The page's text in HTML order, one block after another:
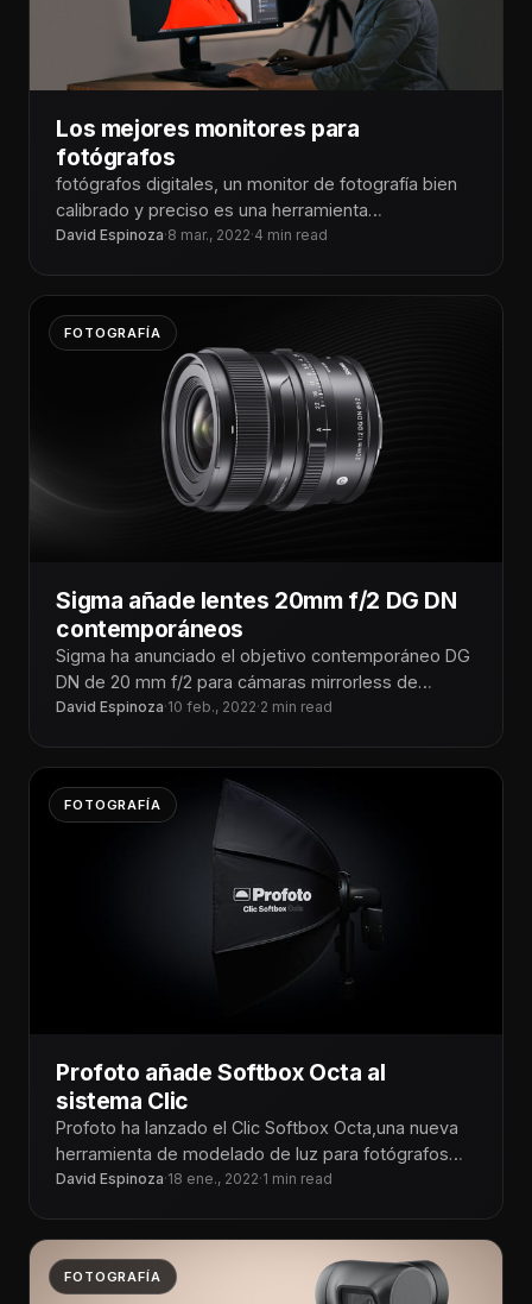
Los mejores monitores para
fotógrafos
fotógrafos digitales, un monitor de fotografía bien
calibrado y preciso es una herramienta
indispensable para una práctica sólida.
David Espinoza·8 mar., 2022·4 min read
FOTOGRAFÍA
Sigma añade lentes 20mm f/2 DG DN
contemporáneos
Sigma ha anunciado el objetivo contemporáneo DG
DN de 20 mm f/2 para cámaras mirrorless de
fotograma completo L
David Espinoza·10 feb., 2022·2 min read
FOTOGRAFÍA
Profoto añade Softbox Octa al
sistema Clic
Profoto ha lanzado el Clic Softbox Octa,una nueva
herramienta de modelado de luz para fotógrafos
que trabajan con flashes
David Espinoza·18 ene., 2022·1 min read
FOTOGRAFÍA